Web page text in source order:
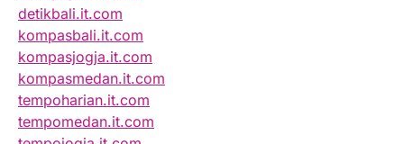
detikbali.it.com
kompasbali.it.com
kompasjogja.it.com
kompasmedan.it.com
tempoharian.it.com
tempomedan.it.com